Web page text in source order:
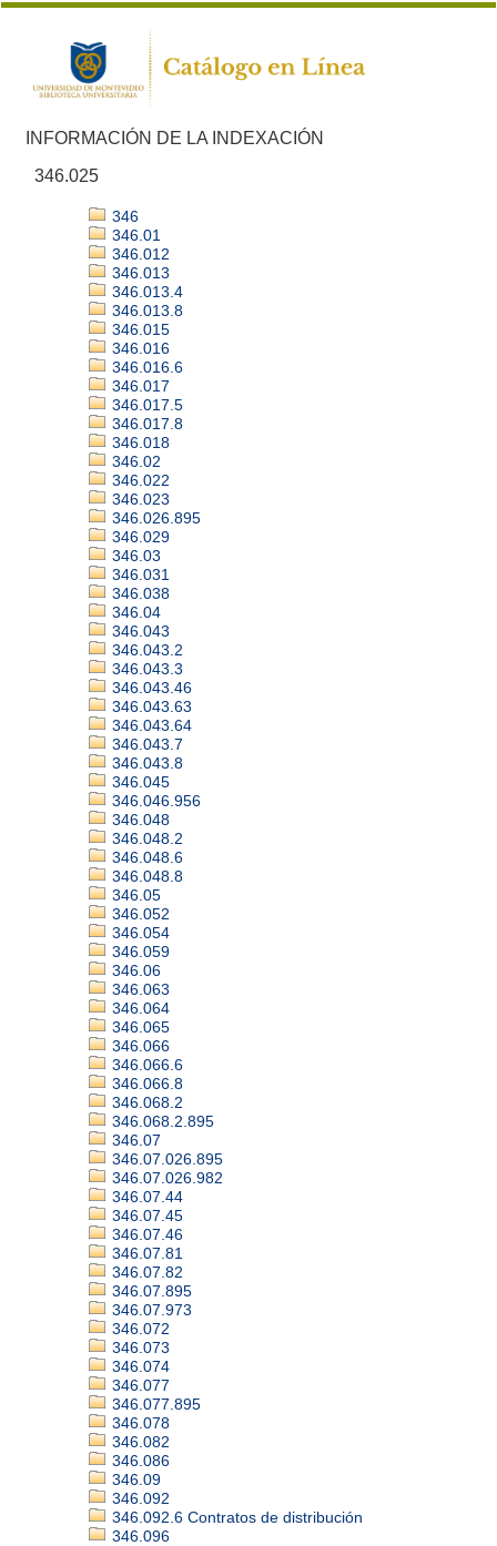
INFORMACIÓN DE LA INDEXACIÓN
346.025
346
346.01
346.012
346.013
346.013.4
346.013.8
346.015
346.016
346.016.6
346.017
346.017.5
346.017.8
346.018
346.02
346.022
346.023
346.026.895
346.029
346.03
346.031
346.038
346.04
346.043
346.043.2
346.043.3
346.043.46
346.043.63
346.043.64
346.043.7
346.043.8
346.045
346.046.956
346.048
346.048.2
346.048.6
346.048.8
346.05
346.052
346.054
346.059
346.06
346.063
346.064
346.065
346.066
346.066.6
346.066.8
346.068.2
346.068.2.895
346.07
346.07.026.895
346.07.026.982
346.07.44
346.07.45
346.07.46
346.07.81
346.07.82
346.07.895
346.07.973
346.072
346.073
346.074
346.077
346.077.895
346.078
346.082
346.086
346.09
346.092
346.092.6 Contratos de distribución
346.096